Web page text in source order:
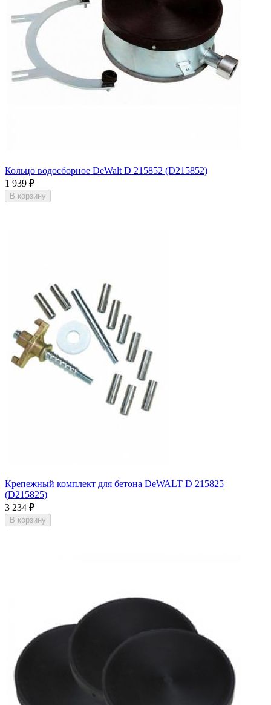
Кольцо водосборное DeWalt D 215852 (D215852)
1 939 ₽
В корзину
Крепежный комплект для бетона DeWALT D 215825
(D215825)
3 234 ₽
В корзину